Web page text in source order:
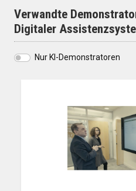
Verwandte
Digitaler
Nur KI-Demonstratoren